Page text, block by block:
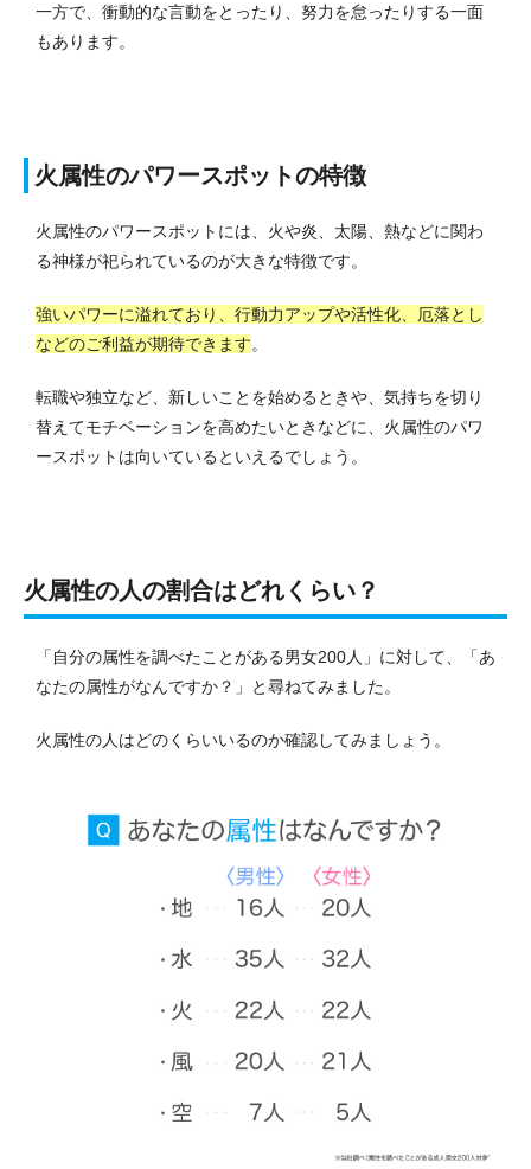
一方で、衝動的な言動をとったり、努力を怠ったりする一面
もあります。
火属性のパワースポットの特徴
火属性のパワースポットには、火や炎、太陽、熱などに関わ
る神様が祀られているのが大きな特徴です。
強いパワーに溢れており、行動力アップや活性化、厄落とし
などのご利益が期待できます。
転職や独立など、新しいことを始めるときや、気持ちを切り
替えてモチベーションを高めたいときなどに、火属性のパワ
ースポットは向いているといえるでしょう。
火属性の人の割合はどれくらい？
「自分の属性を調べたことがある男女200人」に対して、「あ
なたの属性がなんですか？」と尋ねてみました。
火属性の人はどのくらいいるのか確認してみましょう。